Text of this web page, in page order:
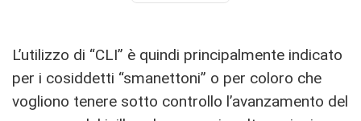
L’utilizzo di “CLI” è quindi principalmente indicato
per i cosiddetti “smanettoni” o per coloro che
vogliono tenere sotto controllo l’avanzamento del